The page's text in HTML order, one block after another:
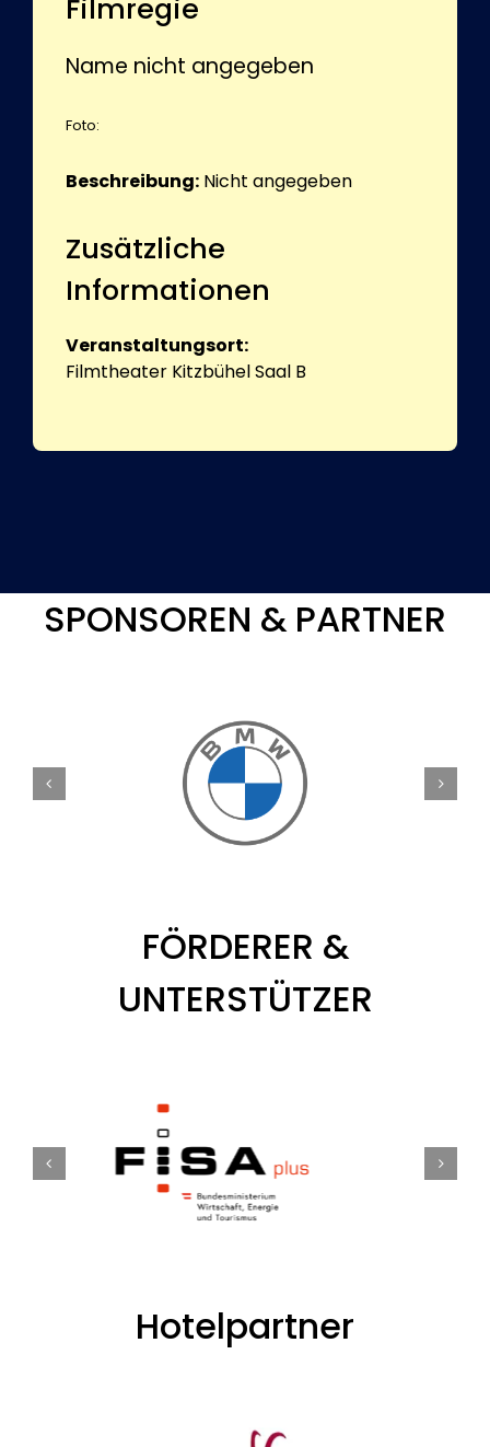
Filmregie
Name nicht angegeben
Foto:
Beschreibung: Nicht angegeben
Zusätzliche
Informationen
Veranstaltungsort:
Filmtheater Kitzbühel Saal B
SPONSOREN & PARTNER
FÖRDERER &
UNTERSTÜTZER
Hotelpartner